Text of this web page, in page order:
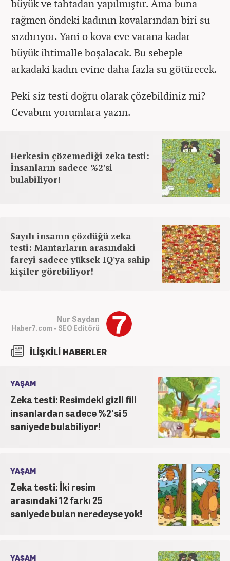
büyük ve tahtadan yapılmıştır. Ama buna
rağmen öndeki kadının kovalarından biri su
sızdırıyor. Yani o kova eve varana kadar
büyük ihtimalle boşalacak. Bu sebeple
arkadaki kadın evine daha fazla su götürecek.
Peki siz testi doğru olarak çözebildiniz mi?
Cevabını yorumlara yazın.
Herkesin çözemediği zeka testi:
İnsanların sadece %2'si
bulabiliyor!
Sayılı insanın çözdüğü zeka
testi: Mantarların arasındaki
fareyi sadece yüksek IQ'ya sahip
kişiler görebiliyor!
Nur Saydan
Haber7.com - SEO Editörü
İLİŞKİLİ HABERLER
YAŞAM
Zeka testi: Resimdeki gizli fili
insanlardan sadece %2'si 5
saniyede bulabiliyor!
YAŞAM
Zeka testi: İki resim
arasındaki 12 farkı 25
saniyede bulan neredeyse yok!
YAŞAM